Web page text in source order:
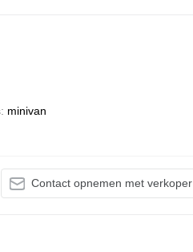
minivan
Contact opnemen met verkoper